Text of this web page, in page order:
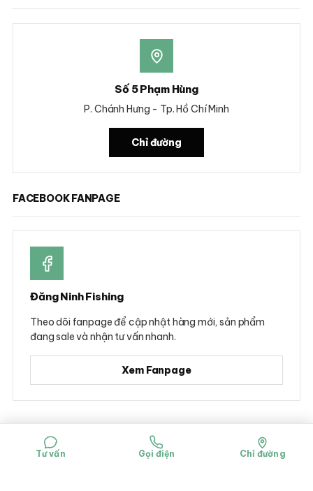
Số 5 Phạm Hùng
P. Chánh Hưng - Tp. Hồ Chí Minh
Chỉ đường
FACEBOOK FANPAGE
Đăng Ninh Fishing
Theo dõi fanpage để cập nhật hàng mới, sản phẩm
đang sale và nhận tư vấn nhanh.
Xem Fanpage
© 2026 Đăng Ninh Fishing - Hộ kinh doanh Dụng cụ câu cá Đăng Ninh
Mã số đăng ký kinh doanh: 0314781322